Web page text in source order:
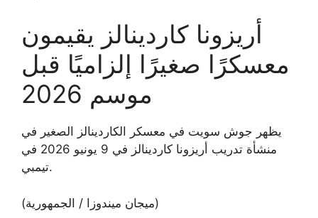
أريزونا كاردينالز يقيمون
معسكرًا صغيرًا إلزاميًا قبل
موسم 2026
يظهر جوش سويت في معسكر الكاردينالز الصغير في
منشأة تدريب أريزونا كاردينالز في 9 يونيو 2026 في
تيمبي.
(ميجان ميندوزا / الجمهورية)